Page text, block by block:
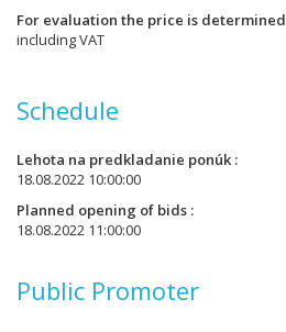
For evaluation the price is determined
including VAT
Schedule
Lehota na predkladanie ponúk
18.08.2022 10:00:00
Planned opening of bids
18.08.2022 11:00:00
Public Promoter